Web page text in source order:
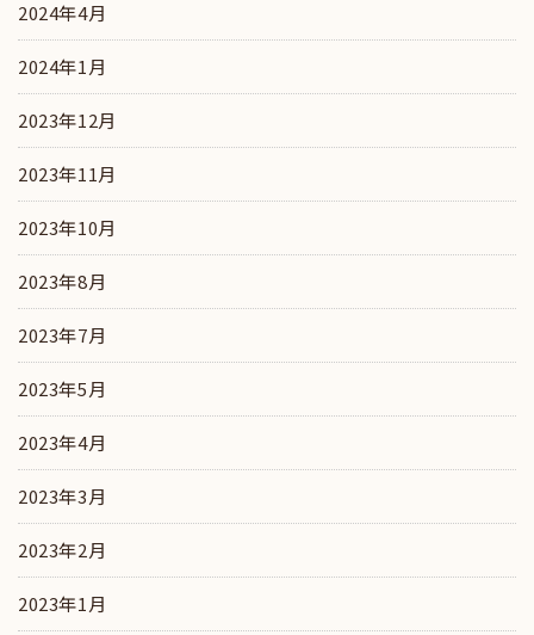
2024年4月
2024年1月
2023年12月
2023年11月
2023年10月
2023年8月
2023年7月
2023年5月
2023年4月
2023年3月
2023年2月
2023年1月